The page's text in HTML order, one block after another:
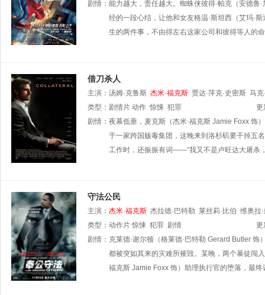
剧情： 能力越大，责任越大。蜘蛛侠彼得·帕克（安德
经的一段心结，让他和女友格温·斯坦西（艾玛·
生的两件事，不由得左右这家公司和彼得等人的
借刀杀人
主演： 汤姆·克鲁斯 杰米·福克斯 贾达·萍克·史密斯 马克
类型： 剧情片 动作 惊悚 犯罪
更
剧情： 夜幕低垂，麦克斯（杰米·福克斯 Jamie Foxx
于一家跨国贩毒集团，这晚来到洛杉矶要干掉五
工作时，还振振有词――“我又不是卢旺达大屠杀
守法公民
主演： 杰米·福克斯 杰拉德·巴特勒 莱丝莉·比伯 维奥拉
类型： 动作片 惊悚 犯罪 剧情
更
剧情： 克莱德·谢尔顿（格莱德·巴特勒 Gerard Butler
都被突如其来的灾难所摧毁。某晚，两个暴徒闯
福克斯 Jamie Foxx 饰）助理执行官的堕落，最